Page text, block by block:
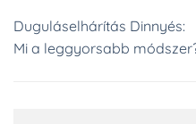
Duguláselhárítás Dinnyés:
Mi a leggyorsabb